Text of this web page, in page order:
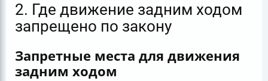
2. Где движение задним ходом
запрещено по закону
Запретные места для движения
задним ходом